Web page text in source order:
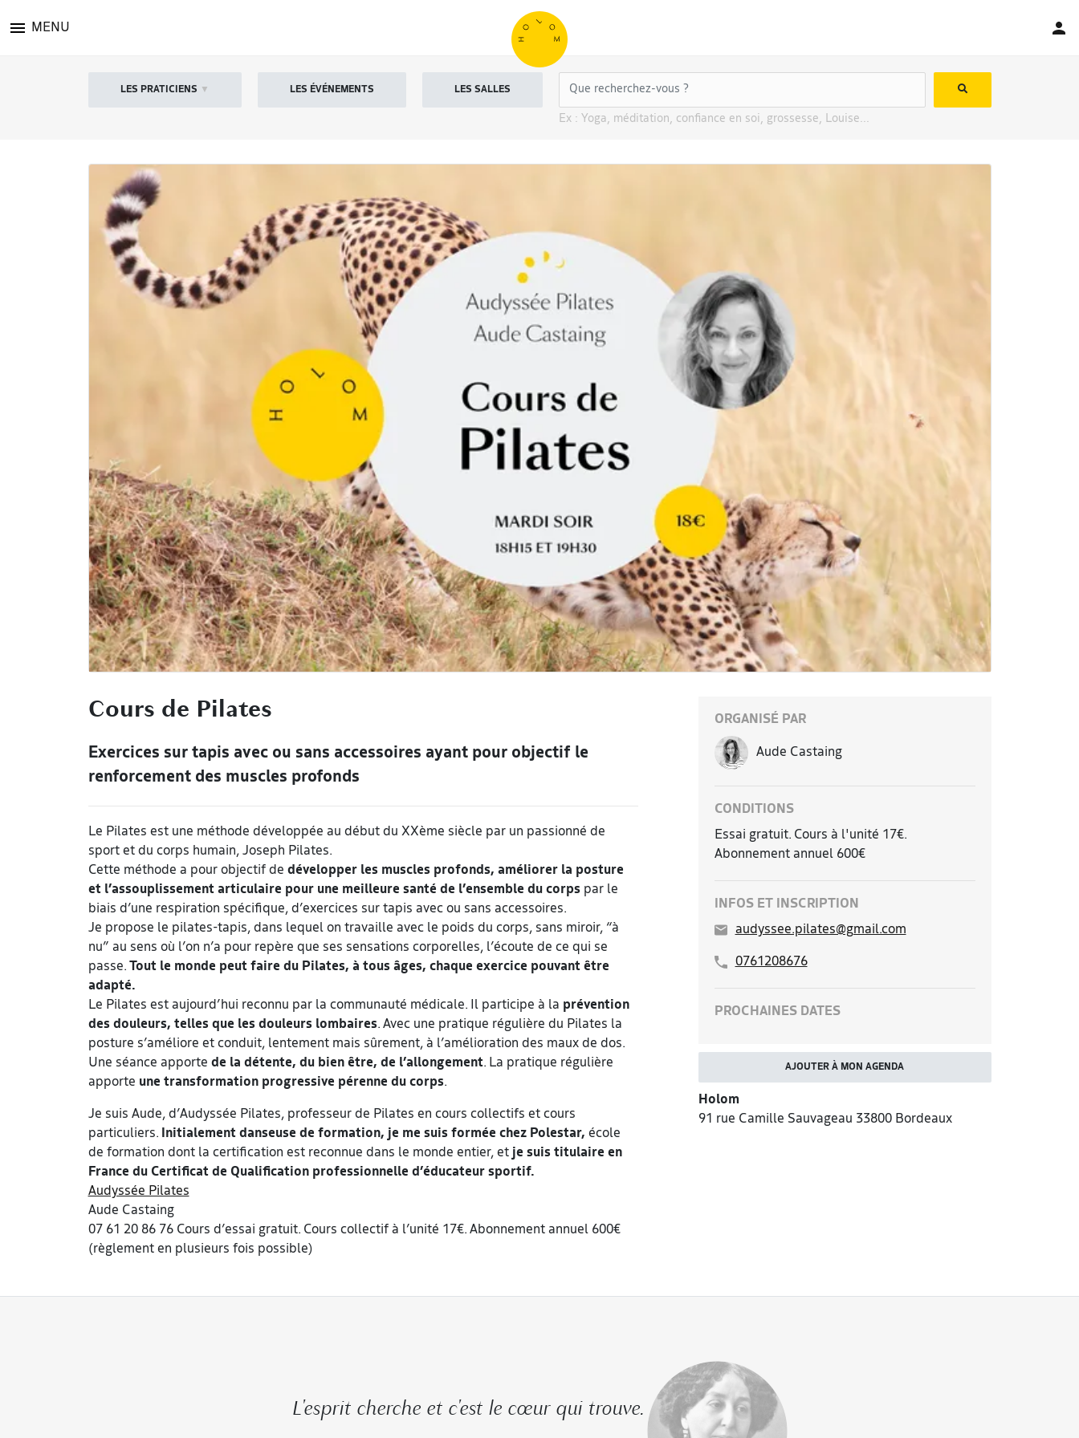
MENU
LES PRATICIENS ▼ LES ÉVÉNEMENTS LES SALLES
Ex : Yoga, méditation, confiance en soi, grossesse, Louise...
Cours de Pilates
Exercices sur tapis avec ou sans accessoires ayant pour objectif le
renforcement des muscles profonds
Le Pilates est une méthode développée au début du XXème siècle par un passionné de
sport et du corps humain, Joseph Pilates.
Cette méthode a pour objectif de développer les muscles profonds, améliorer la posture
et l’assouplissement articulaire pour une meilleure santé de l’ensemble du corps par le
biais d’une respiration spécifique, d’exercices sur tapis avec ou sans accessoires.
Je propose le pilates-tapis, dans lequel on travaille avec le poids du corps, sans miroir, “à
nu” au sens où l’on n’a pour repère que ses sensations corporelles, l’écoute de ce qui se
passe.
Tout le monde peut faire du Pilates, à tous âges, chaque exercice pouvant être
adapté.
Le Pilates est aujourd’hui reconnu par la communauté médicale. Il participe à la prévention
des douleurs, telles que les douleurs lombaires. Avec une pratique régulière du Pilates la
posture s’améliore et conduit, lentement mais sûrement, à l’amélioration des maux de dos.
Une séance apporte de la détente, du bien être, de l’allongement. La pratique régulière
apporte une transformation progressive pérenne du corps.
Je suis Aude, d’Audyssée Pilates, professeur de Pilates en cours collectifs et cours
particuliers.
Initialement danseuse de formation, je me suis formée chez Polestar, école
de formation dont la certification est reconnue dans le monde entier, et je suis titulaire en
France du Certificat de Qualification professionnelle d’éducateur sportif.
Audyssée Pilates
Aude Castaing
07 61 20 86 76 Cours d’essai gratuit. Cours collectif à l’unité 17€. Abonnement annuel 600€
(règlement en plusieurs fois possible)
ORGANISÉ PAR
Aude Castaing
CONDITIONS
Essai gratuit. Cours à l'unité 17€.
Abonnement annuel 600€
INFOS ET INSCRIPTION
audyssee.pilates@gmail.com
0761208676
PROCHAINES DATES
AJOUTER À MON AGENDA
Holom
91 rue Camille Sauvageau 33800 Bordeaux
L'esprit cherche et c'est le cœur qui trouve.